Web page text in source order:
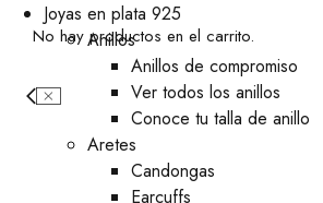
No hay productos en el carrito.
Joyas en plata 925
Anillos
Anillos de compromiso
Ver todos los anillos
Conoce tu talla de anillo
Aretes
⁠Candongas
Earcuffs